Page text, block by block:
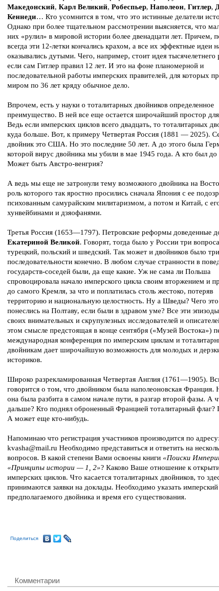
Македонский, Карл Великий, Робеспьер, Наполеон, Гитлер,
Кеннеди… Кто усомнится в том, что это истинные делатели
Однако при более тщательном рассмотрении выясняется, что
них «рулил» в мировой истории более двенадцати лет. Причем,
всегда эти 12-летки кончались крахом, а все их эффектные идеи
оказывались дутыми. Чего, например, стоит идея тысячелетнего
если сам Гитлер правил 12 лет. И это на фоне планомерной и
последовательной работы имперских правителей, для которых
миром по 36 лет кряду обычное дело.
Впрочем, есть у науки о тоталитарных двойников определенное
преимущество. В ней все еще остается широчайший простор
Ведь если имперских циклов всего двадцать, то тоталитарных
куда больше. Вот, к примеру Четвертая Россия (1881 — 2025).
двойник это США. Но это последние 50 лет. А до этого была
которой вирус двойника мы убили в мае 1945 года. А кто был до
Может быть Австро-венгрия?
А ведь мы еще не затронули тему возможного двойника на
роль которого так яростно просились сначала Япония с ее
психованным самурайским милитаризмом, а потом и Китай, с
хунвейбинами и дзяофанями.
Третья Россия (1653—1797). Петровские реформы доведенные
Екатериной Великой. Говорят, тогда было у России три
турецкий, польский и шведский. Так может и двойников было
последовательности конечно. В любом случае странности в
государств-соседей были, да еще какие. Уж не сама ли Польша
спровоцировала начало имперского цикла своим вторжением и
до самого Кремля, за что и поплатилась столь жестоко, потеряв
территорию и национальную целостность. Ну а Шведы? Чего
понеслись на Полтаву, если были в здравом уме? Все эти
своих внимательных и скрупулезных исследователей и
этом смысле предстоящая в конце сентября («Музей Востока»)
международная конференция по имперским циклам и
двойникам дает широчайшую возможность для молодых и
историков.
Широко разрекламированная Четвертая Англия (1761—1905).
говорится о том, что двойником была наполеоновская Франция.
она была разбита в самом начале пути, в разгар второй фазы. А
дальше? Кто поднял оброненный Францией тоталитарный флаг?
А может еще кто-нибудь.
Напоминаю что регистрация участников производится по
kvasha@mail.ru Необходимо представиться и ответить на
вопросов. В какой степени Вами освоены книги «Поиски
«Принципы истории — 1, 2»? Каково Ваше отношение к
имперских циклов. Что касается тоталитарных двойников, то
принимаются заявки на доклады. Необходимо указать
предполагаемого двойника и время его существования.
Поделиться
Комментарии